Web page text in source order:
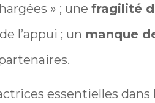
» ; une fragilité
l’appui ; un manque
essentielles dans